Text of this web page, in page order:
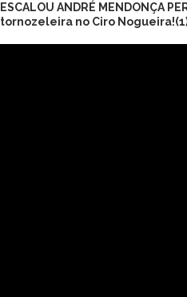
ESCALOU ANDRÉ MENDONÇA
tornozeleira no Ciro